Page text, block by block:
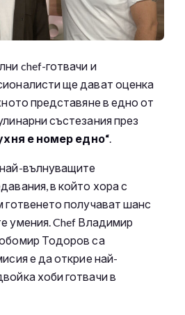
chef-готвачи и
ще дават оценка
представяне в едно от
състезания през
е номер едно“.
вълнуващите
в който хора с
готвенето получават шанс
умения. Chef Владимир
Тодоров са
е да открие най-
хоби готвачи в